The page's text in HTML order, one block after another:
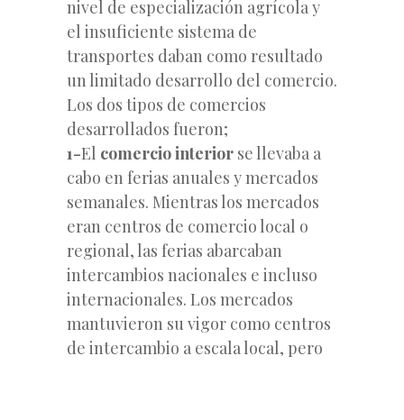
nivel de especialización agrícola y
el insuficiente sistema de
transportes daban como resultado
un limitado desarrollo del comercio.
Los dos tipos de comercios
desarrollados fueron;
1-El comercio interior se llevaba a
cabo en ferias anuales y mercados
semanales. Mientras los mercados
eran centros de comercio local o
regional, las ferias abarcaban
intercambios nacionales e incluso
internacionales. Los mercados
mantuvieron su vigor como centros
de intercambio a escala local, pero